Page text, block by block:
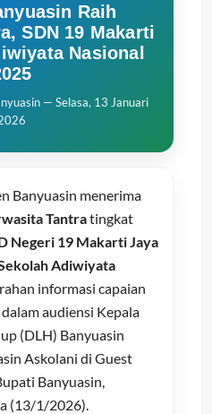
Raih
SDN 19 Makarti
Nasional
— Selasa, 13 Januari
Banyuasin menerima
Tantratingkat
Negeri 19 Makarti Jaya
Adiwiyata
informasi capaian
audiensi Kepala
(DLH) Banyuasin
Askolani di Guest
Banyuasin,
(13/1/2026).